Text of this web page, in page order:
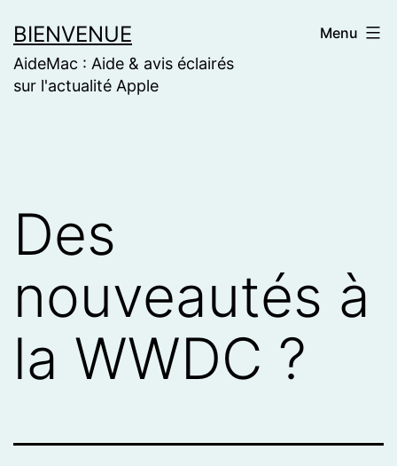
to
content
BIENVENUE
AideMac : Aide & avis éclairés
sur l'actualité Apple
Menu
Des
nouveautés à
la WWDC ?